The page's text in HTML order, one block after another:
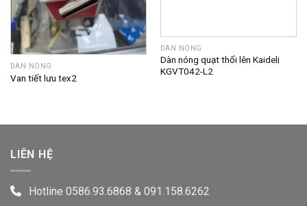
DÀN NÓNG
Van tiết lưu tex2
DÀN NÓNG
Dàn nóng quạt thổi lên Kaideli
KGVT042-L2
LIÊN HỆ
Hotline 0586.93.6868 & 091.158.6262